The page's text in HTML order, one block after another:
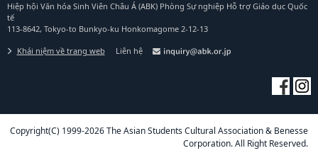
Hiệp hội Văn hóa Sinh Viên Châu Á (ABK) Phòng Sự nghiệp Hỗ trợ Giáo dục Quốc
tế
113-8642, Tokyo-to Bunkyo-ku Honkomagome 2-12-13
Khái niệm về trang web Liên hệ
Copyright(C) 1999-2026 The Asian Students Cultural Association & Benesse
Corporation. All Right Reserved.